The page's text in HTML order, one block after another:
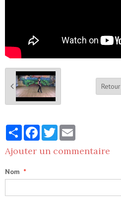
Retour
PartagerFacebookTwitter
Ajouter un commentaire
Nom